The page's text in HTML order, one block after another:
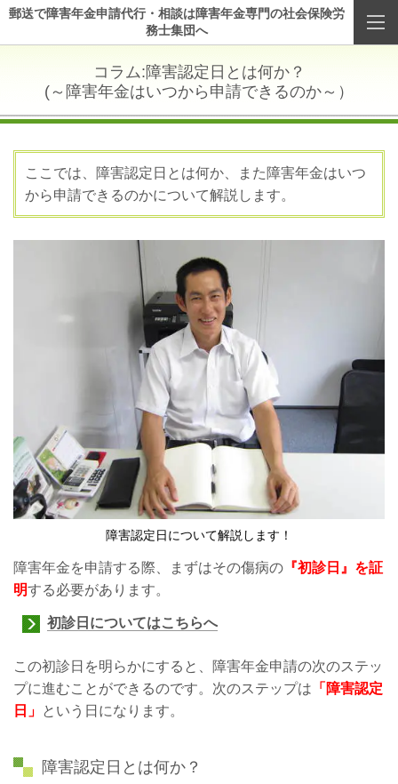
郵送で障害年金申請代行・相談は障害年金専門の社会保険労
務士集団へ
コラム:障害認定日とは何か？
(～障害年金はいつから申請できるのか～）
ここでは、障害認定日とは何か、また障害年金はいつ
から申請できるのかについて解説します。
障害認定日について解説します！
障害年金を申請する際、まずはその傷病の 『初診日』を証
明する必要があります。
初診日についてはこちらへ
この初診日を明らかにすると、障害年金申請の次のステッ
プに進むことができるのです。次のステップは 「障害認定
日」 という日になります。
障害認定日とは何か？